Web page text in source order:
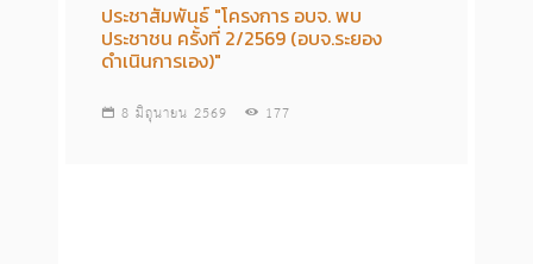
ประชาสัมพันธ์ "โครงการ อบจ. พบ
ประชาชน ครั้งที่ 2/2569 (อบจ.ระยอง
ดำเนินการเอง)"
8 มิถุนายน 2569 177